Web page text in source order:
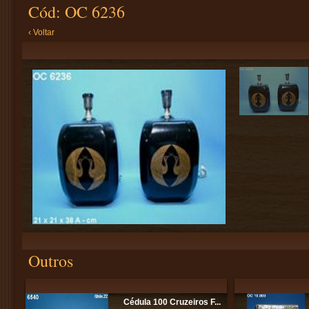
Cód: OC 6236
‹ Voltar
Outros
Cédula 100 Cruzeiros F...